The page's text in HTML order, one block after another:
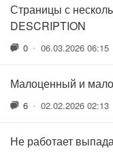
Страницы с
DESCRIPTION
0 • 06.03.2026 06:15
Малоценный и
6 • 02.02.2026 02:13
Не работает